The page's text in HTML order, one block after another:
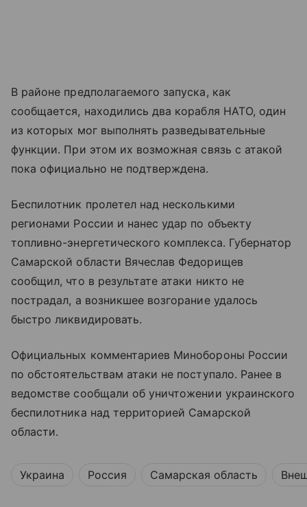
В районе предполагаемого запуска, как
сообщается, находились два корабля НАТО, один
из которых мог выполнять разведывательные
функции. При этом их возможная связь с атакой
пока официально не подтверждена.
Беспилотник пролетел над несколькими
регионами России и нанес удар по объекту
топливно-энергетического комплекса. Губернатор
Самарской области Вячеслав Федорищев
сообщил, что в результате атаки никто не
пострадал, а возникшее возгорание удалось
быстро ликвидировать.
Официальных комментариев Минобороны России
по обстоятельствам атаки не поступало. Ранее в
ведомстве сообщали об уничтожении украинского
беспилотника над территорией Самарской
области.
Украина Россия Самарская область